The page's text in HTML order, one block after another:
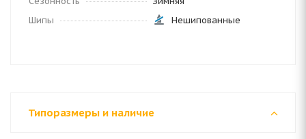
Шипы
Нешипованные
Типоразмеры и наличие